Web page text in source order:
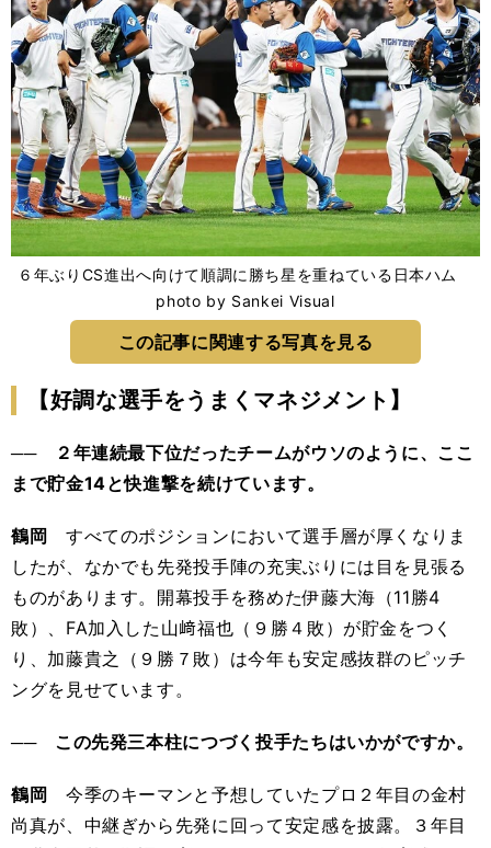
６年ぶりCS進出へ向けて順調に勝ち星を重ねている日本ハム
photo by Sankei Visual
この記事に関連する写真を見る
【好調な選手をうまくマネジメント】
── ２年連続最下位だったチームがウソのように、ここ
まで貯金14と快進撃を続けています。
鶴岡
すべてのポジションにおいて選手層が厚くなりま
したが、なかでも先発投手陣の充実ぶりには目を見張る
ものがあります。開幕投手を務めた伊藤大海（11勝4
敗）、FA加入した山﨑福也（９勝４敗）が貯金をつく
り、加藤貴之（９勝７敗）は今年も安定感抜群のピッチ
ングを見せています。
── この先発三本柱につづく投手たちはいかがですか。
鶴岡
今季のキーマンと予想していたプロ２年目の金村
尚真が、中継ぎから先発に回って安定感を披露。３年目